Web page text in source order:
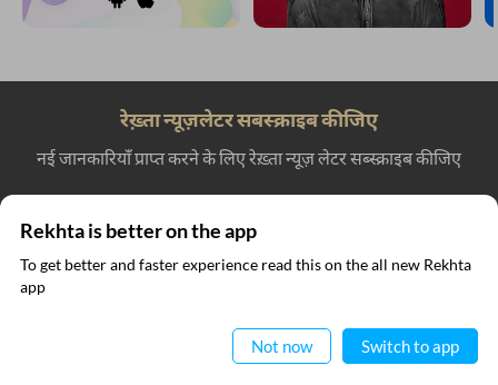
और खोजिए
Rekhta is better on the app
To get better and faster experience read this on the all new Rekhta
app
Not now Switch to app